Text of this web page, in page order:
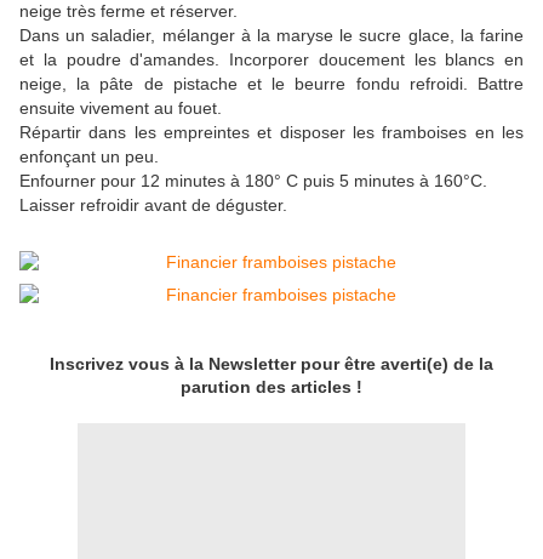
neige très ferme et réserver.
Dans un saladier, mélanger à la maryse le sucre glace, la farine
et la poudre d'amandes. Incorporer doucement les blancs en
neige, la pâte de pistache et le beurre fondu refroidi. Battre
ensuite vivement au fouet.
Répartir dans les empreintes et disposer les framboises en les
enfonçant un peu.
Enfourner pour 12 minutes à 180° C puis 5 minutes à 160°C.
Laisser refroidir avant de déguster.
Inscrivez vous à la Newsletter pour être averti(e) de la
parution des articles !